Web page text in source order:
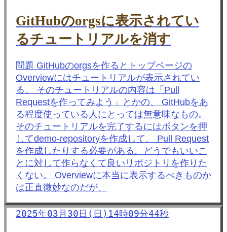
GitHubのorgsに表示されてい
るチュートリアルを消す
問題 GitHubのorgsを作るとトップページの
Overviewにはチュートリアルが表示されてい
る。 そのチュートリアルの内容は「Pull
Requestを作ってみよう」とかの、 GitHubをあ
る程度使っている人にとっては無意味なもの。
そのチュートリアルを完了するにはボタンを押
してdemo-repositoryを作成して、 Pull Request
を作成したりする必要がある。どうでもいいこ
とに対して作らなくて良いリポジトリを作りた
くない。 Overviewに本当に表示するべきものか
は正直微妙なのだが、
2025年03月30日(日)14時09分44秒